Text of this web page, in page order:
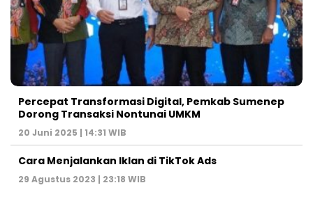
Percepat Transformasi Digital, Pemkab Sumenep
Dorong Transaksi Nontunai UMKM
20 Juni 2025 | 14:31 WIB
Cara Menjalankan Iklan di TikTok Ads
29 Agustus 2023 | 23:18 WIB